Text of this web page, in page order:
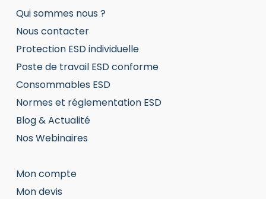
Qui sommes nous ?
Nous contacter
Protection ESD individuelle
Poste de travail ESD conforme
Consommables ESD
Normes et réglementation ESD
Blog & Actualité
Nos Webinaires
Mon compte
Mon devis